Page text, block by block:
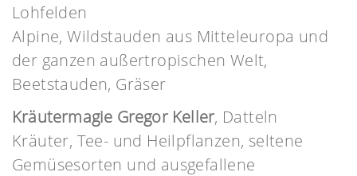
Lohfelden
Alpine, Wildstauden aus Mitteleuropa und
der ganzen außertropischen Welt,
Beetstauden, Gräser
Kräutermagie Gregor Keller, Datteln
Kräuter, Tee- und Heilpflanzen, seltene
Gemüsesorten und ausgefallene